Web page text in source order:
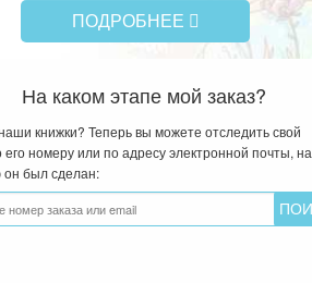
ПОДРОБНЕЕ
На каком этапе мой заказ?
книжки? Теперь вы можете отследить свой
его номеру или по адресу электронной почты, на
он был сделан: